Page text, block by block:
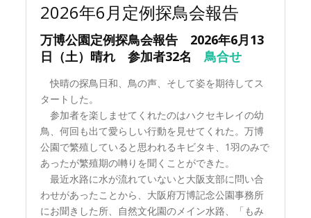
2026年6月定例探鳥会報告
万博公園定例探鳥会報告 2026年6月13
日（土）晴れ 参加者32名鳥合せ
快晴の探鳥日和、鳥の声、そして姿を期待してス
タートした。
参加者を楽しませてくれたのはハクセキレイの幼
鳥、何回も出て愛らしい行動を見せてくれた。万博
公園で繁殖していると思われるキビタキ、1羽のみで
あったが繁殖期の囀りを聞くことができた。
最近水路に水が流れていないと大阪支部に問い合
わせがあったことから、大阪府万博記念公園事務所
にお聞きした所、自然文化園のメイン水路、「もみ